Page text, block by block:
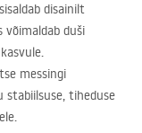
disainilt
võimaldab duši
messingi
tiheduse